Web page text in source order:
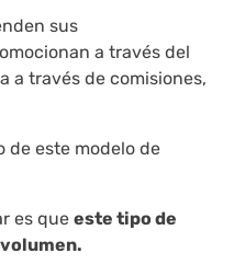
sus
a través del
a través de comisiones,
de este modelo de
es que este tipo de